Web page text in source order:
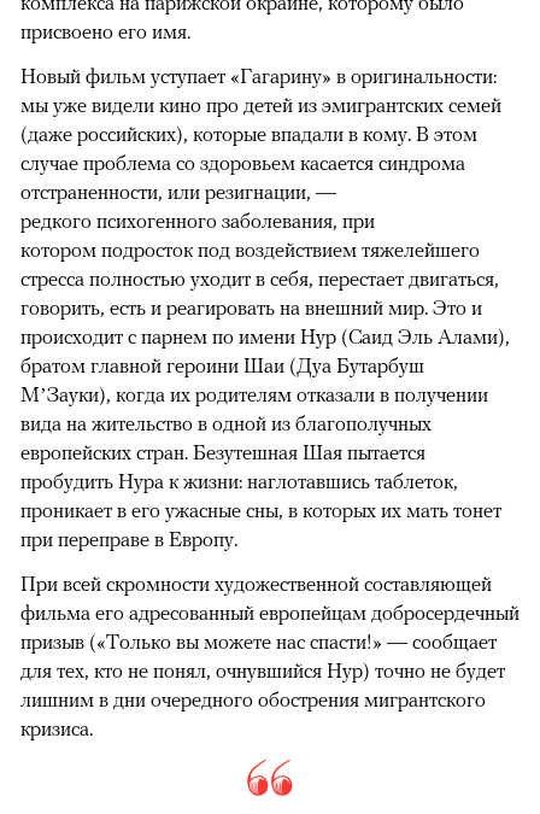
присвоено его имя.
Новый фильм уступает «Гагарину» в оригинальности:
мы уже видели кино про детей из эмигрантских семей
(даже российских), которые впадали в кому. В этом
случае проблема со здоровьем касается синдрома
отстраненности, или резигнации, —
редкого психогенного заболевания, при
котором подросток под воздействием тяжелейшего
стресса полностью уходит в себя, перестает двигаться,
говорить, есть и реагировать на внешний мир. Это и
происходит с парнем по имени Нур (Саид Эль Алами),
братом главной героини Шаи (Дуа Бутарбуш
М’Зауки), когда их родителям отказали в получении
вида на жительство в одной из благополучных
европейских стран. Безутешная Шая пытается
пробудить Нура к жизни: наглотавшись таблеток,
проникает в его ужасные сны, в которых их мать тонет
при переправе в Европу.
При всей скромности художественной составляющей
фильма его адресованный европейцам добросердечный
призыв («Только вы можете нас спасти!» — сообщает
для тех, кто не понял, очнувшийся Нур) точно не будет
лишним в дни очередного обострения мигрантского
кризиса.